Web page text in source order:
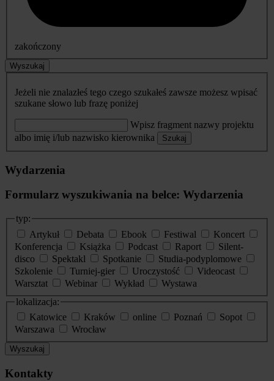
zakończony
Wyszukaj
Jeżeli nie znalazłeś tego czego szukałeś zawsze możesz wpisać
szukane słowo lub frazę poniżej
Wpisz fragment nazwy projektu
albo imię i/lub nazwisko kierownika
Szukaj
Wydarzenia
Formularz wyszukiwania na belce: Wydarzenia
typ:
Artykuł
Debata Ebook Festiwal
Koncert
Konferencja
Książka Podcast Raport
Silent-
disco
Spektakl Spotkanie
Studia-podyplomowe
Szkolenie
Turniej-gier Uroczystość
Videocast
Warsztat
Webinar Wykład
Wystawa
lokalizacja:
Katowice
Kraków online Poznań
Sopot
Warszawa
Wrocław
Wyszukaj
Kontakty